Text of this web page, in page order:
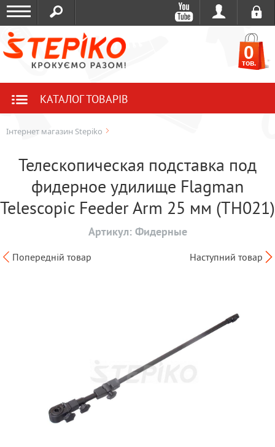
0
тов.
КАТАЛОГ ТОВАРІВ
Інтернет магазин Stepiko
Телескопическая подставка под
фидерное удилище Flagman
Telescopic Feeder Arm 25 мм (TH021)
Артикул: Фидерные
Попередній товар Наступний товар